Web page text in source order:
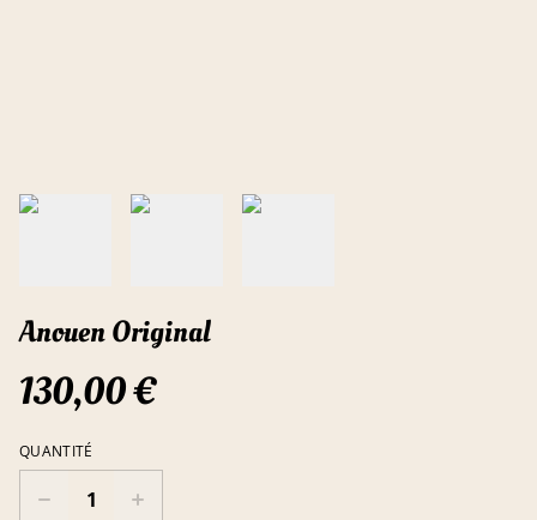
Anouen Original
130,00 €
QUANTITÉ